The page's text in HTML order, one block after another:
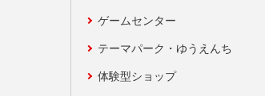
ゲームセンター
テーマパーク・ゆうえんち
体験型ショップ